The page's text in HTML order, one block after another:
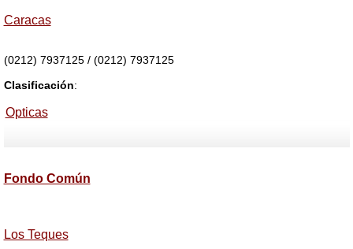
Caracas
(0212) 7937125 / (0212) 7937125
Clasificación:
Opticas
Fondo Común
Los Teques